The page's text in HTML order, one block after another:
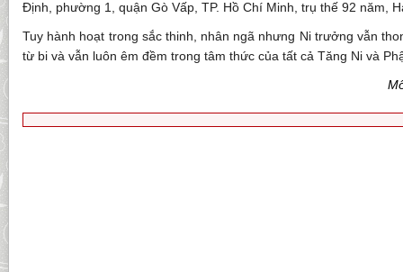
Định, phường 1, quận Gò Vấp, TP. Hồ Chí Minh, trụ thế 92 năm,
Tuy hành hoạt trong sắc thinh, nhân ngã nhưng Ni trưởng vẫn
từ bi và vẫn luôn êm đềm trong tâm thức của tất cả Tăng Ni và